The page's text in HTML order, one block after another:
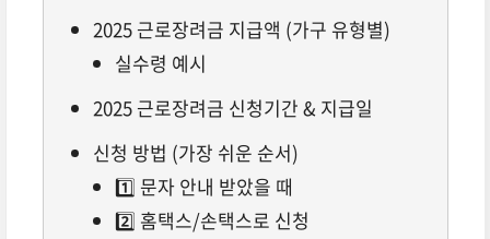
2025 근로장려금 지급액 (가구 유형별)
실수령 예시
2025 근로장려금 신청기간 & 지급일
신청 방법 (가장 쉬운 순서)
1️⃣ 문자 안내 받았을 때
2️⃣ 홈택스/손택스로 신청